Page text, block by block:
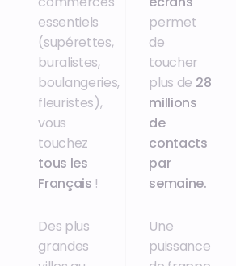
essentiels
(supérettes,
buralistes,
boulangeries,
fleuristes),
vous
touchez
tous les
Français !
Des plus
grandes
permet
de
toucher
plus de 28
millions
de
contacts
par
semaine.
Une
puissance